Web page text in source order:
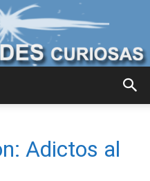
Adictos al